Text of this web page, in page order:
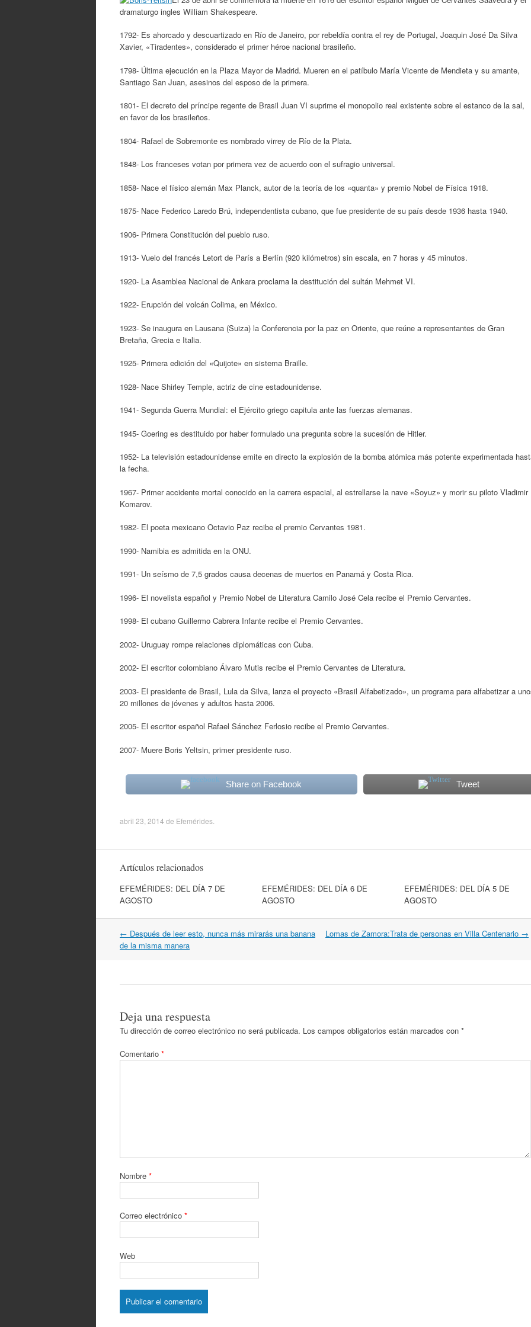
dramaturgo ingles William Shakespeare.
1792- Es ahorcado y descuartizado en Río de Janeiro, por rebeldía contra el rey de Portugal, Joaquin José Da Silva
Xavier, «Tiradentes», considerado el primer héroe nacional brasileño.
1798- Última ejecución en la Plaza Mayor de Madrid. Mueren en el patíbulo María Vicente de Mendieta y su amante,
Santiago San Juan, asesinos del esposo de la primera.
1801- El decreto del príncipe regente de Brasil Juan VI suprime el monopolio real existente sobre el estanco de la sal,
en favor de los brasileños.
1804- Rafael de Sobremonte es nombrado virrey de Río de la Plata.
1848- Los franceses votan por primera vez de acuerdo con el sufragio universal.
1858- Nace el físico alemán Max Planck, autor de la teoría de los «quanta» y premio Nobel de Física 1918.
1875- Nace Federico Laredo Brú, independentista cubano, que fue presidente de su país desde 1936 hasta 1940.
1906- Primera Constitución del pueblo ruso.
1913- Vuelo del francés Letort de París a Berlín (920 kilómetros) sin escala, en 7 horas y 45 minutos.
1920- La Asamblea Nacional de Ankara proclama la destitución del sultán Mehmet VI.
1922- Erupción del volcán Colima, en México.
1923- Se inaugura en Lausana (Suiza) la Conferencia por la paz en Oriente, que reúne a representantes de Gran
Bretaña, Grecia e Italia.
1925- Primera edición del «Quijote» en sistema Braille.
1928- Nace Shirley Temple, actriz de cine estadounidense.
1941- Segunda Guerra Mundial: el Ejército griego capitula ante las fuerzas alemanas.
1945- Goering es destituido por haber formulado una pregunta sobre la sucesión de Hitler.
1952- La televisión estadounidense emite en directo la explosión de la bomba atómica más potente experimentada
la fecha.
1967- Primer accidente mortal conocido en la carrera espacial, al estrellarse la nave «Soyuz» y morir su piloto Vladimir
Komarov.
1982- El poeta mexicano Octavio Paz recibe el premio Cervantes 1981.
1990- Namibia es admitida en la ONU.
1991- Un seísmo de 7,5 grados causa decenas de muertos en Panamá y Costa Rica.
1996- El novelista español y Premio Nobel de Literatura Camilo José Cela recibe el Premio Cervantes.
1998- El cubano Guillermo Cabrera Infante recibe el Premio Cervantes.
2002- Uruguay rompe relaciones diplomáticas con Cuba.
2002- El escritor colombiano Álvaro Mutis recibe el Premio Cervantes de Literatura.
2003- El presidente de Brasil, Lula da Silva, lanza el proyecto «Brasil Alfabetizado», un programa para alfabetizar a
20 millones de jóvenes y adultos hasta 2006.
2005- El escritor español Rafael Sánchez Ferlosio recibe el Premio Cervantes.
2007- Muere Boris Yeltsin, primer presidente ruso.
Share on Facebook Tweet
abril 23, 2014 de Efemérides
Artículos relacionados
EFEMÉRIDES: DEL DÍA 7 DE
AGOSTO
EFEMÉRIDES: DEL DÍA 6 DE
AGOSTO
EFEMÉRIDES: DEL DÍA 5 DE
AGOSTO
Navegación
por
← Después de leer esto, nunca más mirarás una banana
de la misma manera
Lomas de Zamora:Trata de personas en Villa Centenario →
Deja una respuesta
Tu dirección de correo electrónico no será publicada. Los campos obligatorios están marcados con *
Comentario *
Nombre *
Correo electrónico *
Web